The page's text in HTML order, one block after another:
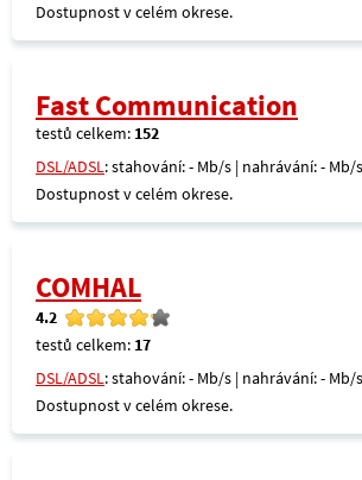
Dostupnost v celém okrese.
Fast Communication
testů celkem: 152
DSL/ADSL: stahování: - Mb/s | nahrávání: - Mb/
Dostupnost v celém okrese.
COMHAL
4.2
testů celkem: 17
DSL/ADSL: stahování: - Mb/s | nahrávání: - Mb/
Dostupnost v celém okrese.